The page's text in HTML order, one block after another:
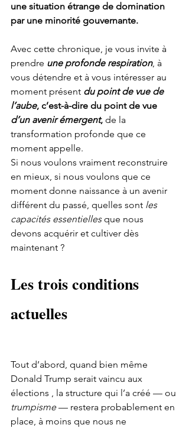
une situation étrange de domination
par une minorité gouvernante.
Avec cette chronique, je vous invite à
prendre une profonde respiration, à
vous détendre et à vous intéresser au
moment présent du point de vue de
l’aube, c’est-à-dire du point de vue
d’un avenir émergent, de la
transformation profonde que ce
moment appelle.
Si nous voulons vraiment reconstruire
en mieux, si nous voulons que ce
moment donne naissance à un avenir
différent du passé, quelles sont les
capacités essentielles que nous
devons acquérir et cultiver dès
maintenant ?
Les trois conditions
actuelles
Tout d’abord, quand bien même
Donald Trump serait vaincu aux
élections , la structure qui l’a créé — ou
trumpisme — restera probablement en
place, à moins que nous ne